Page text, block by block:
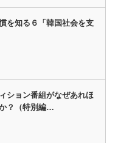
を知る６「韓国社会を支
ション番組がなぜあれほ
？（特別編…